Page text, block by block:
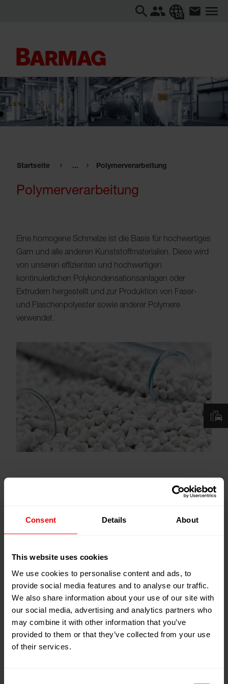
Consent Details About
This website uses cookies
We use cookies to personalise content and ads, to
provide social media features and to analyse our traffic.
We also share information about your use of our site with
our social media, advertising and analytics partners who
may combine it with other information that you’ve
provided to them or that they’ve collected from your use
of their services.
DE
Startseite ... Polymerverarbeitung
Polymerverarbeitung
Eine homogene Schmelze ist die Basis für hochwertiges
Garn und alle anderen Kunststoffmaterialien. Diese wird
von unseren effizienten und hochwertigen
kontinuierlichen Polykondensationsanlagen oder
Extrudern hergestellt und zur Produktion von Faser-
und Flaschenpolyester sowie anderer Polymere
verwendet.
Schmelze
die Schmelze durch eine
chemische Reaktion
hergestellt wird, wird sie